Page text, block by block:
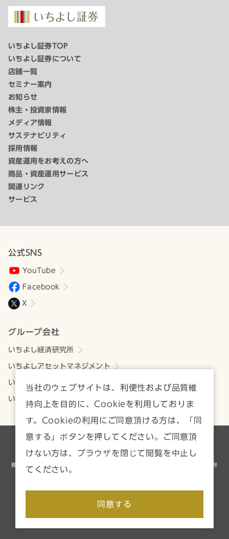
いちよし証券TOP
いちよし証券について
店舗一覧
セミナー案内
お知らせ
株主・投資家情報
メディア情報
サステナビリティ
採用情報
資産運用をお考えの方へ
商品・資産運用サービス
関連リンク
サービス
公式SNS
YouTube
Facebook
X
グループ会社
いちよし経済研究所
いちよしアセットマネジメント
いちよしビジネスサービス
いちよしIFA
各種方針・注意事項一覧 サイトマップ
商号等／いちよし証券株式会社 金融商品取引業者 関東財務局長（金商）第24号
当社のウェブサイトは、利便性および品質維
持向上を目的に、Cookieを利用しておりま
す。Cookieの利用にご同意頂ける方は、「同
意する」ボタンを押してください。ご同意頂
けない方は、ブラウザを閉じて閲覧を中止し
てください。
同意する